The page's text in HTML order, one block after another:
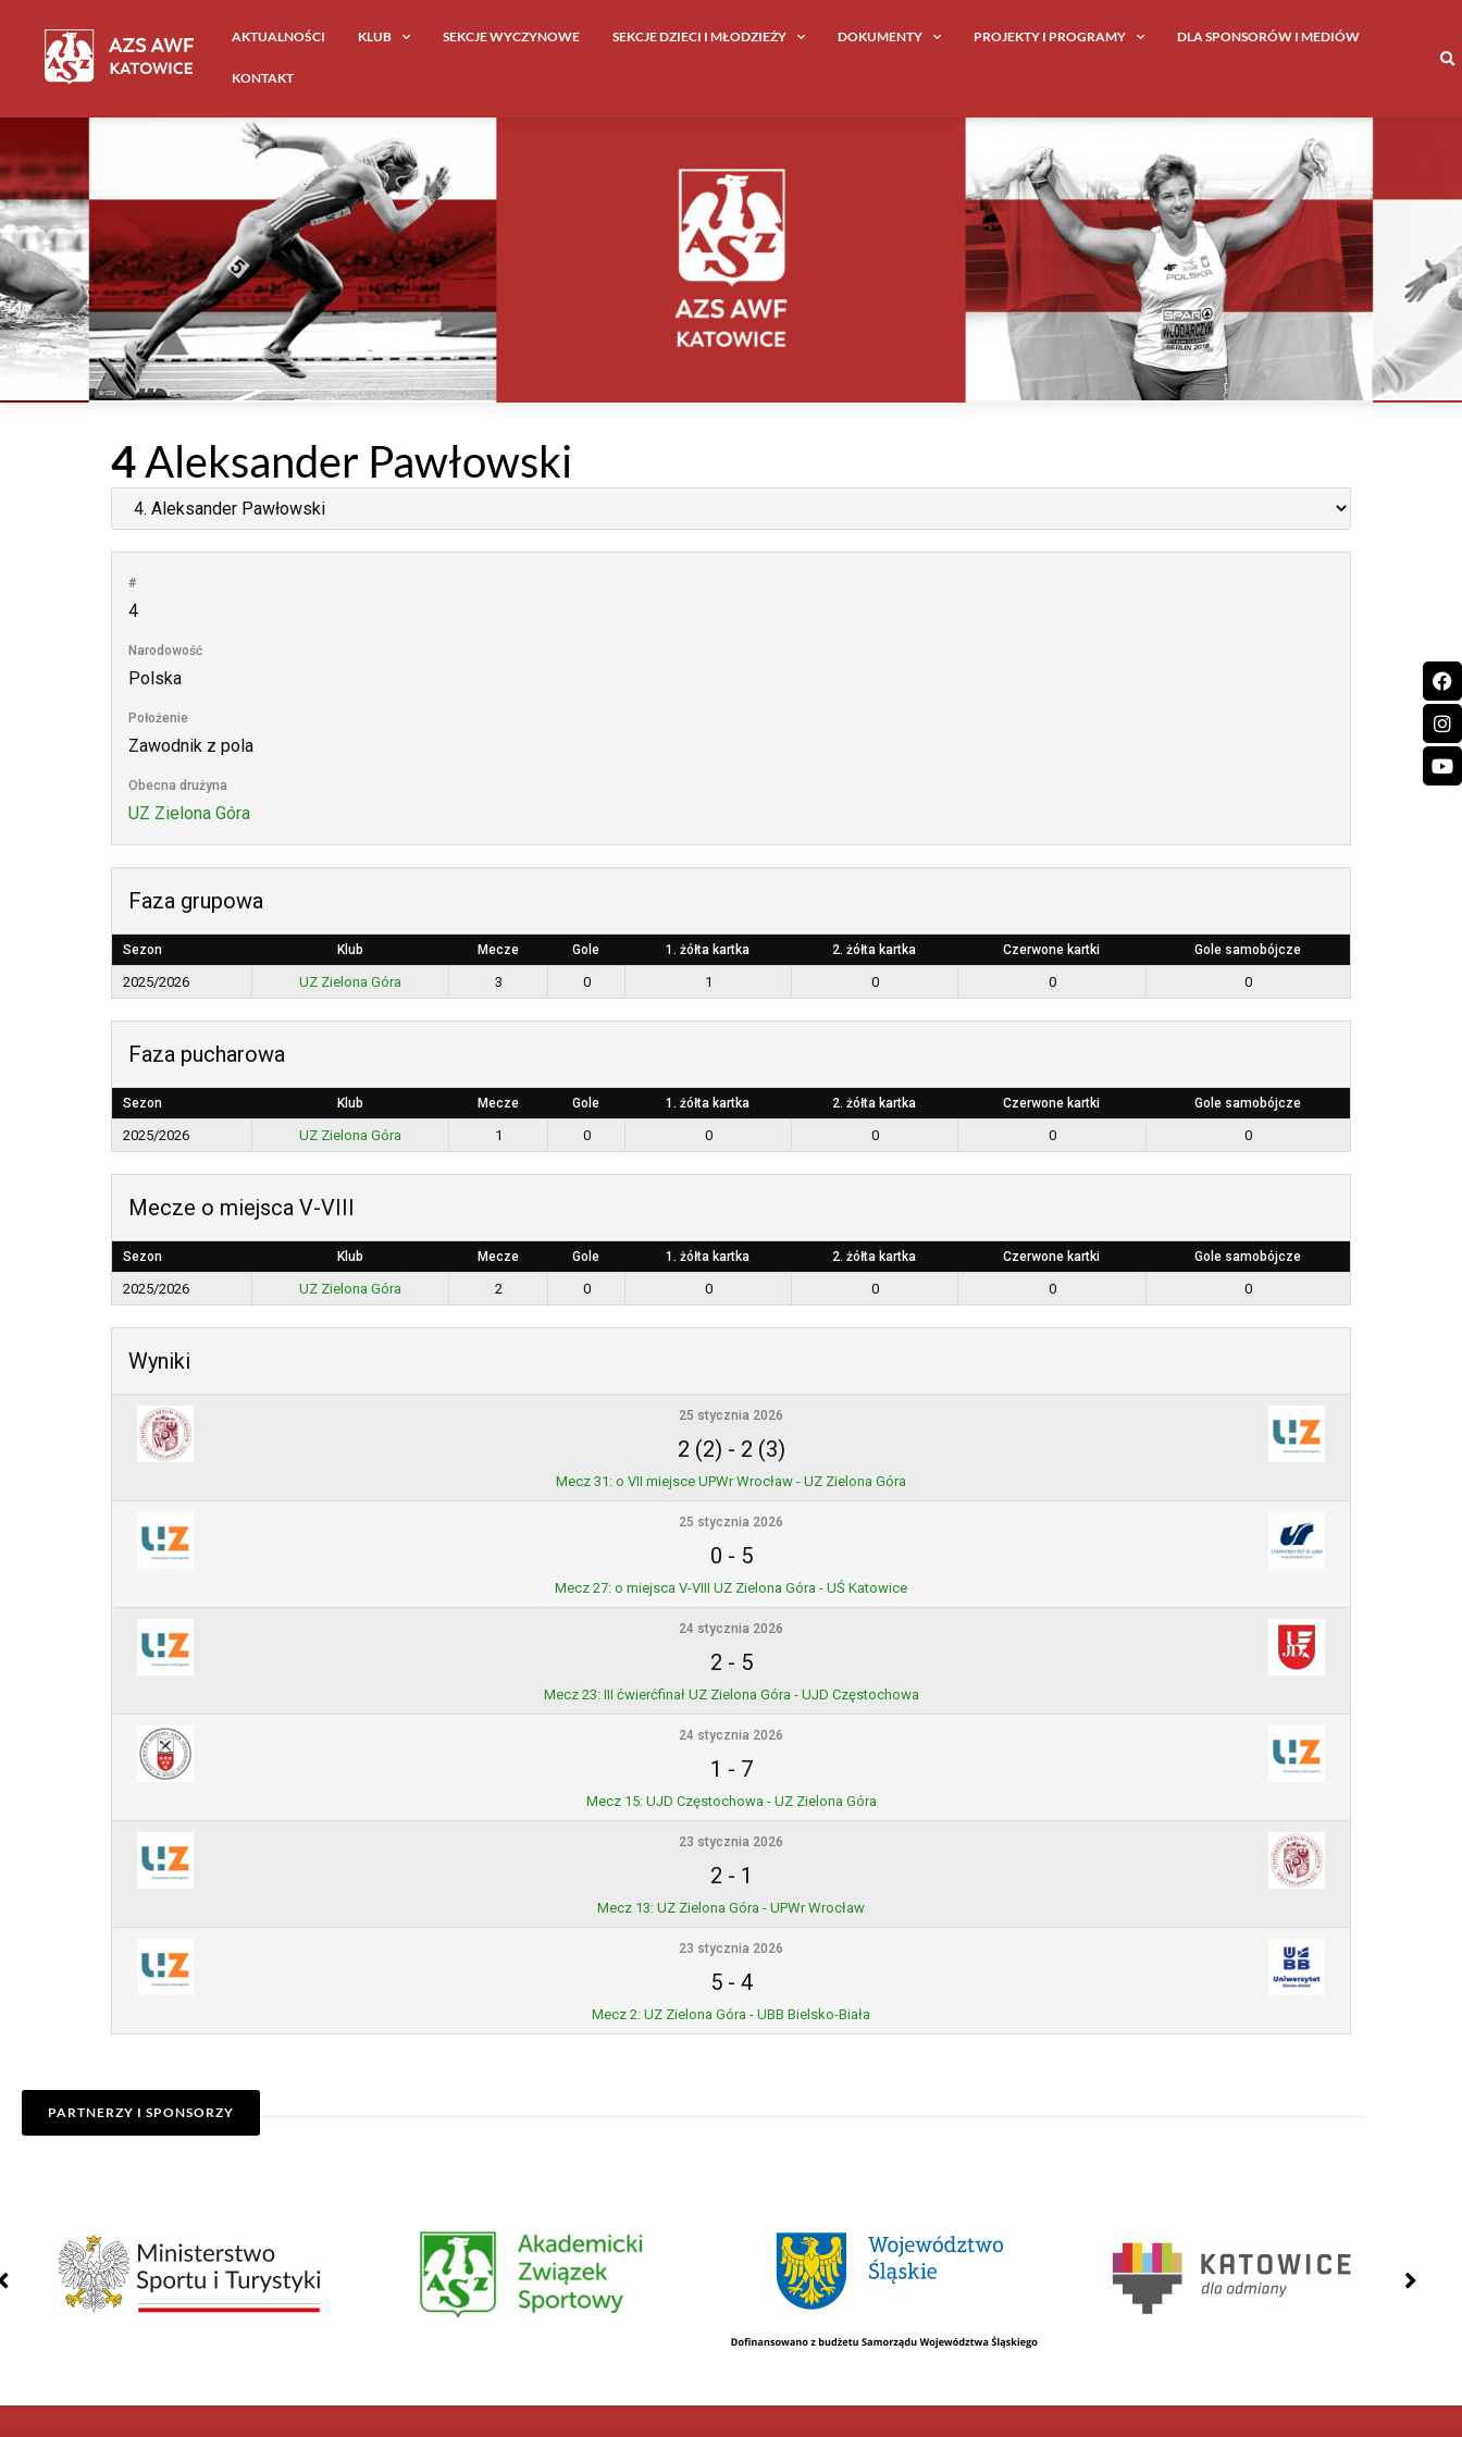
AKTUALNOŚCI KLUB SEKCJE WYCZYNOWE SEKCJE DZIECI I MŁODZIEŻY DOKUMENTY PROJEKTY I PROGRAMY DLA SPONSORÓW I MEDIÓW
KONTAKT
4Aleksander Pawłowski
#
4
Narodowość
Polska
Położenie
Zawodnik z pola
Obecna drużyna
UZ Zielona Góra
Faza grupowa
Sezon Klub Mecze Gole 1. żółta kartka 2. żółta kartka Czerwone kartki Gole samobójcze
2025/2026 UZ Zielona Góra 3 0 1 0 0 0
Faza pucharowa
Sezon Klub Mecze Gole 1. żółta kartka 2. żółta kartka Czerwone kartki Gole samobójcze
2025/2026 UZ Zielona Góra 1 0 0 0 0 0
Mecze o miejsca V-VIII
Sezon Klub Mecze Gole 1. żółta kartka 2. żółta kartka Czerwone kartki Gole samobójcze
2025/2026 UZ Zielona Góra 2 0 0 0 0 0
Wyniki
25 stycznia 2026
2 (2) - 2 (3)
Mecz 31: o VII miejsce UPWr Wrocław - UZ Zielona Góra
25 stycznia 2026
0 - 5
Mecz 27: o miejsca V-VIII UZ Zielona Góra - UŚ Katowice
24 stycznia 2026
2 - 5
Mecz 23: III ćwierćfinał UZ Zielona Góra - UJD Częstochowa
24 stycznia 2026
1 - 7
Mecz 15: UJD Częstochowa - UZ Zielona Góra
23 stycznia 2026
2 - 1
Mecz 13: UZ Zielona Góra - UPWr Wrocław
23 stycznia 2026
5- 4
Mecz 2: UZ Zielona Góra - UBB Bielsko-Biała
PARTNERZY I SPONSORZY